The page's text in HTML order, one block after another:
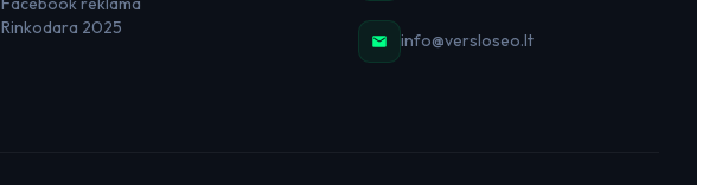
Rinkodara 2025
info@versloseo.lt